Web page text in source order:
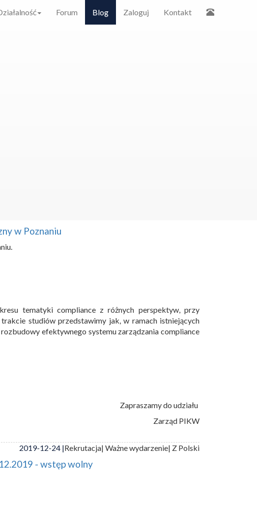
Forum Blog Zaloguj Kontakt
w Poznaniu
tematyki compliance z różnych perspektyw, przy
studiów przedstawimy jak, w ramach istniejących
efektywnego systemu zarządzania compliance
Zapraszamy do udziału
Zarząd PIKW
2019-12-24 |Rekrutacja| Ważne wydarzenie| Z Polski
- wstęp wolny